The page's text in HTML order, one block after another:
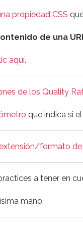
propiedad CSS
de una
aquí.
de los Quality
que indica si
formato de
a tener en
mano.